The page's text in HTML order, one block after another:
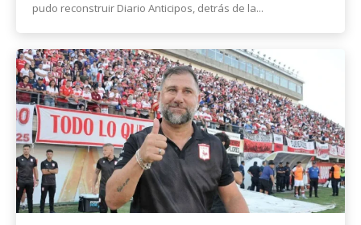
pudo reconstruir Diario Anticipos, detrás de la...